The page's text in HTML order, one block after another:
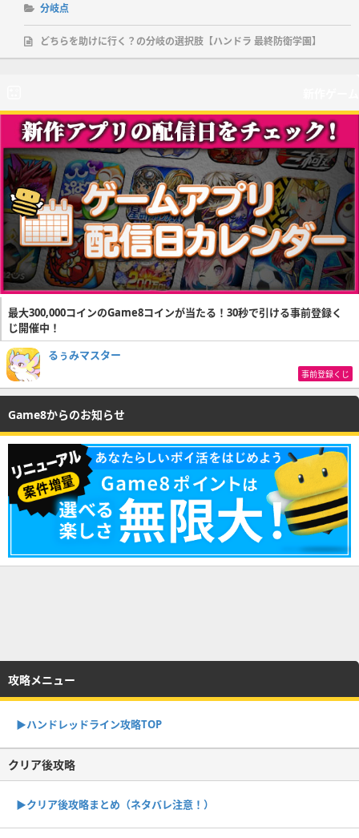
分岐点
どちらを助けに行く？の分岐の選択肢【ハンドラ 最終防衛学園】
最大300,000コインのGame8コインが当たる！30秒で引ける事前登録く
じ開催中！
るぅみマスター
事前登録くじ
Game8からのお知らせ
攻略メニュー
▶︎ハンドレッドライン攻略TOP
クリア後攻略
▶︎クリア後攻略まとめ（ネタバレ注意！）